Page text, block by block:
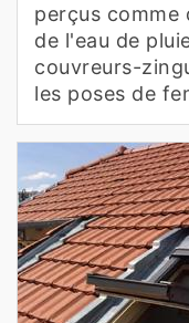
perçus comme
de l'eau de
couvreurs-
les poses de